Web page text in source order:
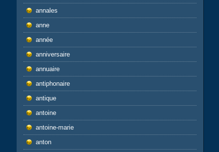
annales
anne
année
anniversaire
annuaire
antiphonaire
antique
antoine
antoine-marie
anton